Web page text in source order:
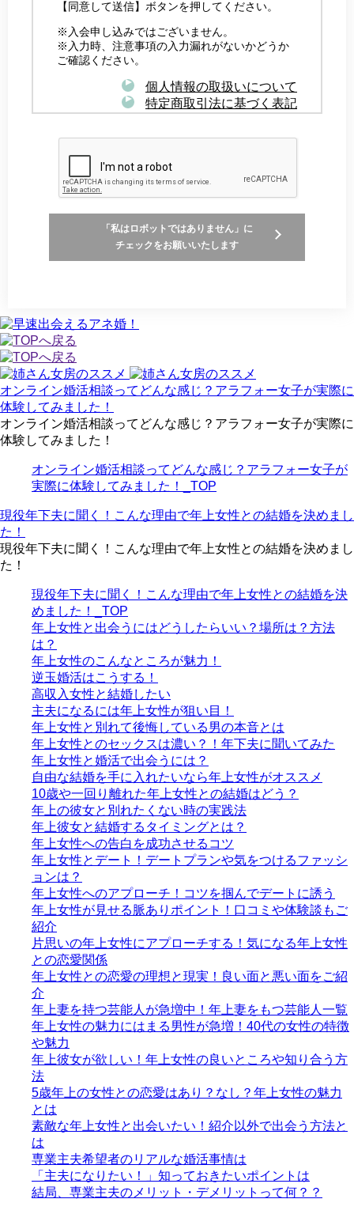
【同意して送信】ボタンを押してください。
※入会申し込みではございません。
※入力時、注意事項の入力漏れがないかどうか
ご確認ください。
個人情報の取扱いについて
特定商取引法に基づく表記
「私はロボットではありません」に
チェックをお願いいたします
オンライン婚活相談ってどんな感じ？アラフォー女子が実際に
体験してみました！
オンライン婚活相談ってどんな感じ？アラフォー女子が実際に
体験してみました！
オンライン婚活相談ってどんな感じ？アラフォー女子が
実際に体験してみました！_TOP
現役年下夫に聞く！こんな理由で年上女性との結婚を決めまし
た！
現役年下夫に聞く！こんな理由で年上女性との結婚を決めまし
た！
現役年下夫に聞く！こんな理由で年上女性との結婚を決
めました！_TOP
年上女性と出会うにはどうしたらいい？場所は？方法
は？
年上女性のこんなところが魅力！
逆玉婚活はこうする！
高収入女性と結婚したい
主夫になるには年上女性が狙い目！
年上女性と別れて後悔している男の本音とは
年上女性とのセックスは濃い？！年下夫に聞いてみた
年上女性と婚活で出会うには？
自由な結婚を手に入れたいなら年上女性がオススメ
10歳や一回り離れた年上女性との結婚はどう？
年上の彼女と別れたくない時の実践法
年上彼女と結婚するタイミングとは？
年上女性への告白を成功させるコツ
年上女性とデート！デートプランや気をつけるファッシ
ョンは？
年上女性へのアプローチ！コツを掴んでデートに誘う
年上女性が見せる脈ありポイント！口コミや体験談もご
紹介
片思いの年上女性にアプローチする！気になる年上女性
との恋愛関係
年上女性との恋愛の理想と現実！良い面と悪い面をご紹
介
年上妻を持つ芸能人が急増中！年上妻をもつ芸能人一覧
年上女性の魅力にはまる男性が急増！40代の女性の特徴
や魅力
年上彼女が欲しい！年上女性の良いところや知り合う方
法
5歳年上の女性との恋愛はあり？なし？年上女性の魅力
とは
素敵な年上女性と出会いたい！紹介以外で出会う方法と
は
専業主夫希望者のリアルな婚活事情は
「主夫になりたい！」知っておきたいポイントは
結局、専業主夫のメリット・デメリットって何？？